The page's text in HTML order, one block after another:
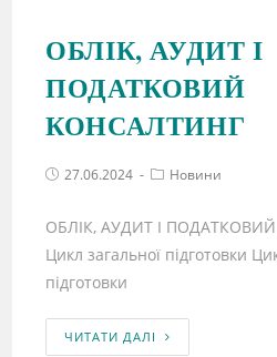
ОБЛІК, АУДИТ І
ПОДАТКОВИЙ
КОНСАЛТИНГ
27.06.2024 Новини
ОБЛІК, АУДИТ І
Цикл загальної підготовки
підготовки
ЧИТАТИ ДАЛІ